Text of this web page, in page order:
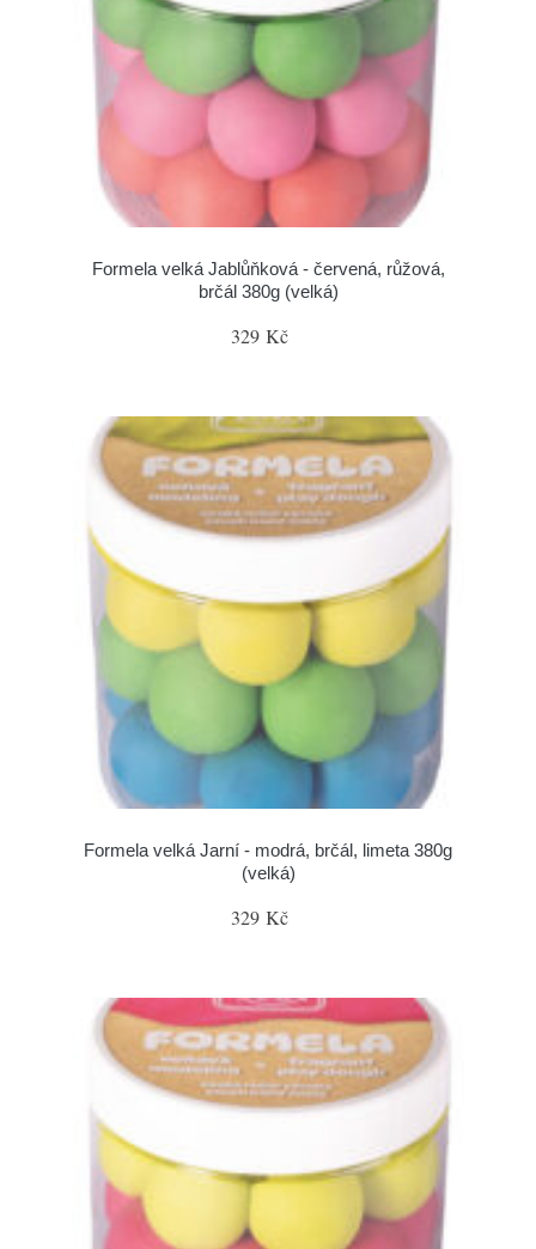
Formela velká Jablůňková - červená, růžová,
brčál 380g (velká)
329 Kč
Formela velká Jarní - modrá, brčál, limeta 380g
(velká)
329 Kč